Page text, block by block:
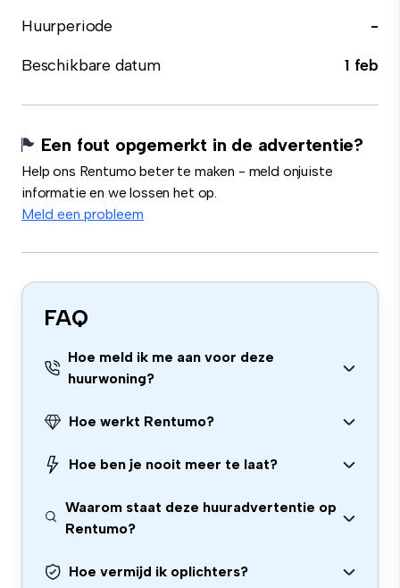
Huurperiode
-
Beschikbare datum
1 feb
Een fout opgemerkt in de advertentie?
Help ons Rentumo beter te maken - meld onjuiste
informatie en we lossen het op.
Meld een probleem
FAQ
Hoe meld ik me aan voor deze
huurwoning?
Hoe werkt Rentumo?
Hoe ben je nooit meer te laat?
Waarom staat deze huuradvertentie op
Rentumo?
Hoe vermijd ik oplichters?